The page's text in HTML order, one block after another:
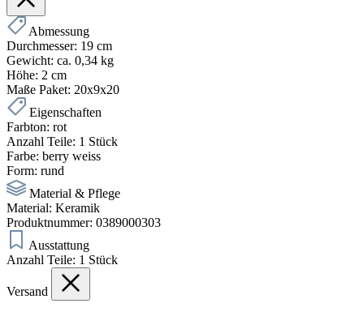
Abmessung
Durchmesser: 19 cm
Gewicht: ca. 0,34 kg
Höhe: 2 cm
Maße Paket: 20x9x20
Eigenschaften
Farbton: rot
Anzahl Teile: 1 Stück
Farbe: berry weiss
Form: rund
Material & Pflege
Material: Keramik
Produktnummer: 0389000303
Ausstattung
Anzahl Teile: 1 Stück
Versand